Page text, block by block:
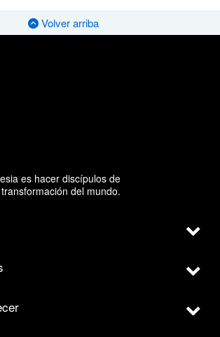
Volver arriba
es hacer discípulos de
del mundo.